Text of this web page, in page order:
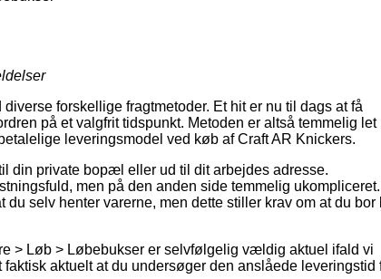
forskellige fragtmetoder. Et hit er nu til dags at få
på et valgfrit tidspunkt. Metoden er altså temmelig let
leveringsmodel ved køb af Craft AR Knickers.
din private bopæl eller ud til dit arbejdes adresse.
men på den anden side temmelig ukompliceret.
selv henter varerne, men dette stiller krav om at du bor
> Løb > Løbebukser er selvfølgelig vældig aktuel ifald vi
aktuelt at du undersøger den anslåede leveringstid